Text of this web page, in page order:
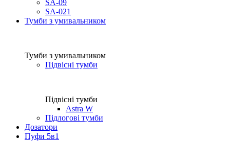
SA-09
SA-021
Тумби з умивальником
Тумби з умивальником
Підвісні тумби
Підвісні тумби
Astra W
Підлогові тумби
Дозатори
Пуфи 5в1